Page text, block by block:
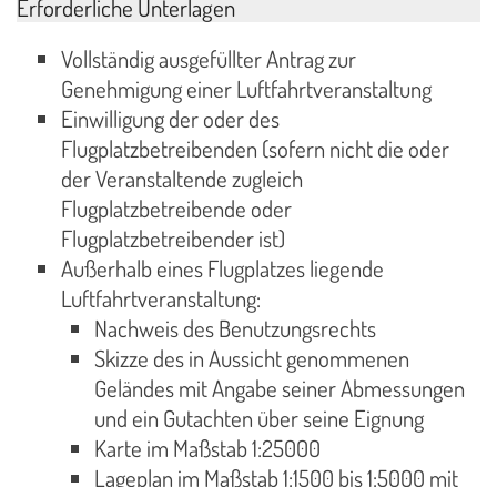
Erforderliche Unterlagen
Vollständig ausgefüllter Antrag zur
Genehmigung einer Luftfahrtveranstaltung
Einwilligung der oder des
Flugplatzbetreibenden (sofern nicht die oder
der Veranstaltende zugleich
Flugplatzbetreibende oder
Flugplatzbetreibender ist)
Außerhalb eines Flugplatzes liegende
Luftfahrtveranstaltung:
Nachweis des Benutzungsrechts
Skizze des in Aussicht genommenen
Geländes mit Angabe seiner Abmessungen
und ein Gutachten über seine Eignung
Karte im Maßstab 1:25000
Lageplan im Maßstab 1:1500 bis 1:5000 mit